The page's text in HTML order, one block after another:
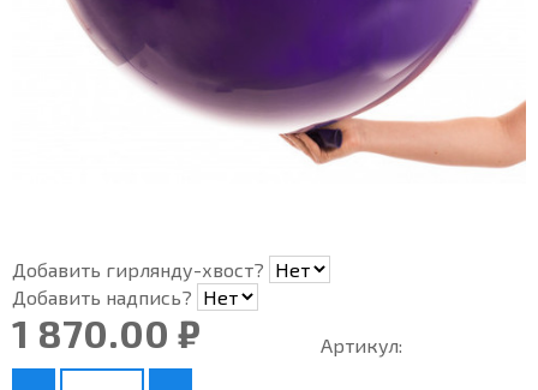
Добавить гирлянду-хвост?
Добавить надпись?
1 870.00 ₽ Артикул: